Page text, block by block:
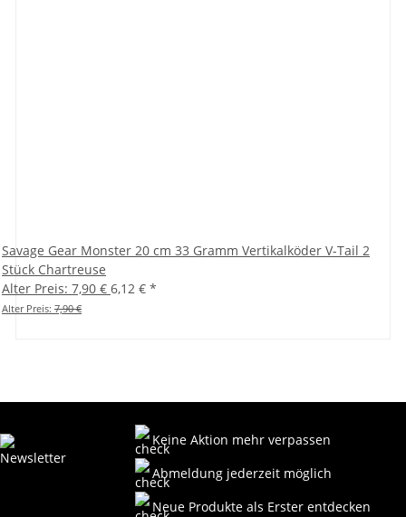
Savage Gear Monster 20 cm 33 Gramm Vertikalköder V-Tail 2
Stück Chartreuse
Alter Preis: 7,90 € 6,12 € *
Alter Preis: 7,90 €
Keine Aktion mehr verpassen
Abmeldung jederzeit möglich
Neue Produkte als Erster entdecken